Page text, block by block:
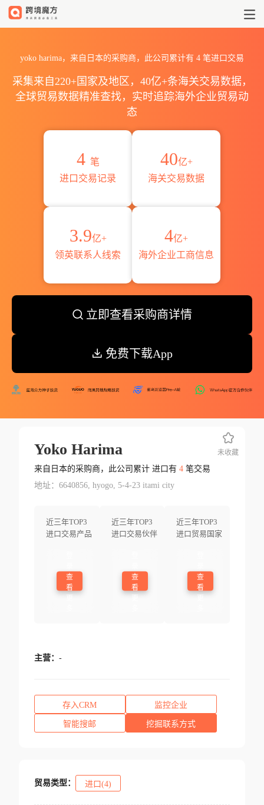
yoko harima，来自日本的采购商，此公司累计有 4 笔进口交易
采集来自220+国家及地区，40亿+条海关交易数据，
全球贸易数据精准查找，实时追踪海外企业贸易动
态
4 笔
进口交易记录
40亿+
海关交易数据
3.9亿+
领英联系人线索
4亿+
海外企业工商信息
立即查看采购商详情
免费下载App
Yoko Harima
来自日本的采购商，此公司累计 进口有 4笔交易
地址：6640856, hyogo, 5-4-23 itami city
近三年TOP3
进口交易产品
查
看
近三年TOP3
进口交易伙伴
查
看
近三年TOP3
进口贸易国家
查
看
未收藏
主营： -
存入CRM 监控企业
智能搜邮 挖掘联系方式
贸易类型： 进口(4)